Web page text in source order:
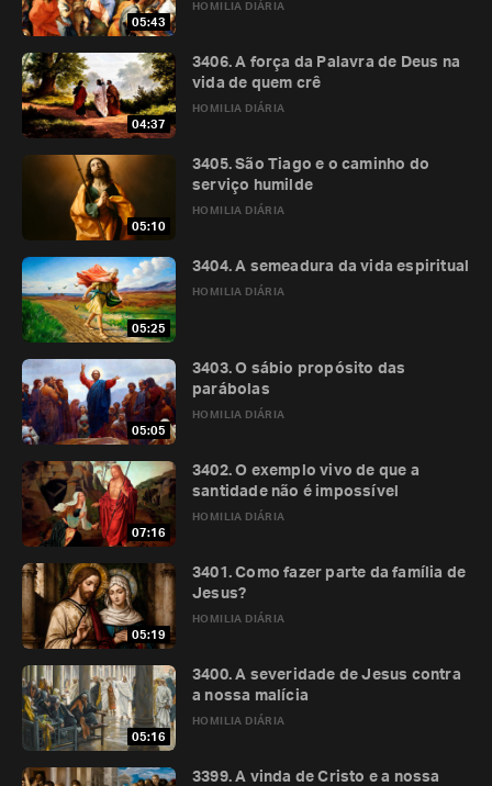
05:43
HOMILIA DIÁRIA
04:37
HOMILIA DIÁRIA
3406. A força da Palavra de Deus na
vida de quem crê
05:10
HOMILIA DIÁRIA
3405. São Tiago e o caminho do
serviço humilde
05:25
HOMILIA DIÁRIA
3404. A semeadura da vida espiritual
05:05
HOMILIA DIÁRIA
3403. O sábio propósito das
parábolas
07:16
HOMILIA DIÁRIA
3402. O exemplo vivo de que a
santidade não é impossível
05:19
HOMILIA DIÁRIA
3401. Como fazer parte da família de
Jesus?
05:16
HOMILIA DIÁRIA
3400. A severidade de Jesus contra
a nossa malícia
3399. A vinda de Cristo e a nossa